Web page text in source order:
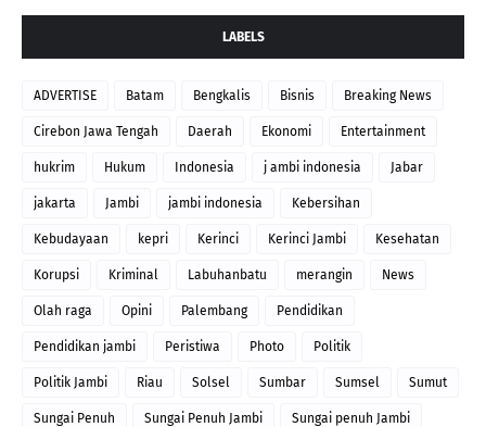
LABELS
ADVERTISE Batam Bengkalis Bisnis Breaking News
Cirebon Jawa Tengah Daerah Ekonomi Entertainment
hukrim Hukum Indonesia j ambi indonesia Jabar
jakarta Jambi jambi indonesia Kebersihan
Kebudayaan kepri Kerinci Kerinci Jambi Kesehatan
Korupsi Kriminal Labuhanbatu merangin News
Olah raga Opini Palembang Pendidikan
Pendidikan jambi Peristiwa Photo Politik
Politik Jambi Riau Solsel Sumbar Sumsel Sumut
Sungai Penuh Sungai Penuh Jambi Sungai penuh Jambi